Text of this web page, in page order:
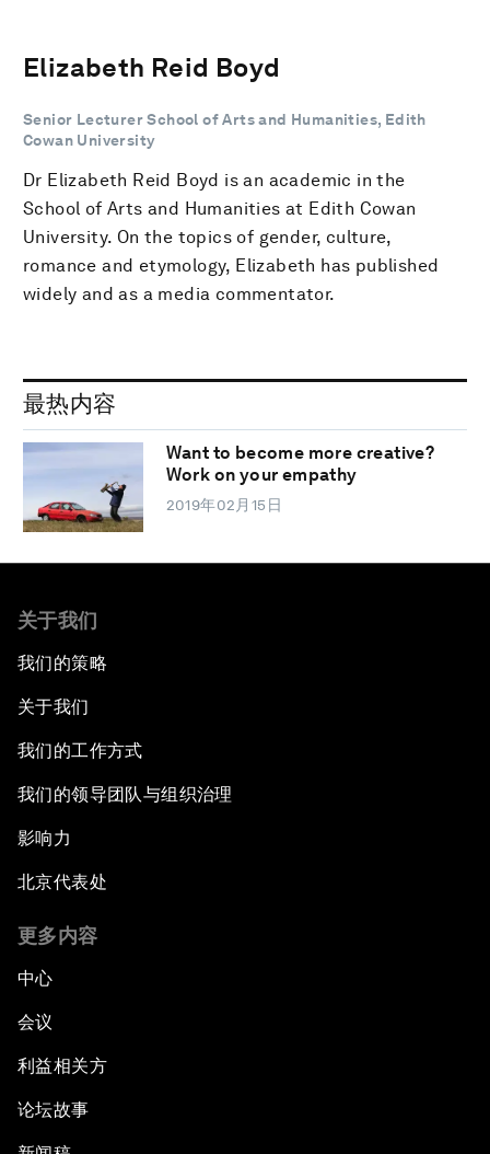
Elizabeth Reid Boyd
Senior Lecturer School of Arts and Humanities, Edith
Cowan University
Dr Elizabeth Reid Boyd is an academic in the
School of Arts and Humanities at Edith Cowan
University. On the topics of gender, culture,
romance and etymology, Elizabeth has published
widely and as a media commentator.
最热内容
Want to become more creative?
Work on your empathy
2019年02月15日
关于我们
我们的策略
关于我们
我们的工作方式
我们的领导团队与组织治理
影响力
北京代表处
更多内容
中心
会议
利益相关方
论坛故事